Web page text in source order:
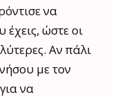
να
έχεις, ώστε οι
Αν πάλι
με τον
να